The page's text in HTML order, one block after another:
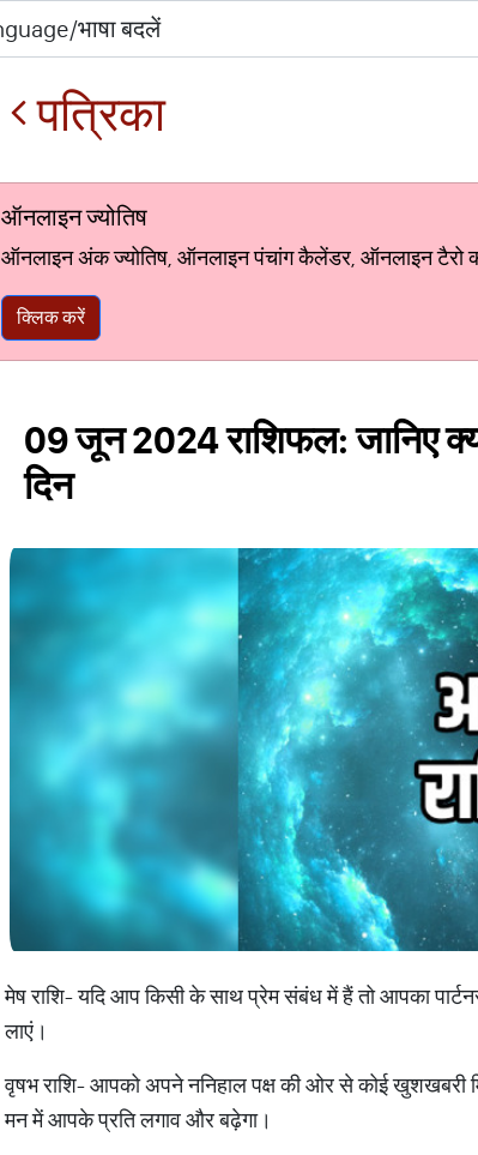
पत्रिका
ऑनलाइन ज्योतिष
ऑनलाइन अंक ज्योतिष, ऑनलाइन पंचांग कैलेंडर, ऑनलाइन टैरो
क्लिक करें
09 जून 2024 राशिफल: जानिए
दिन
मेष राशि- यदि आप किसी के साथ प्रेम संबंध में हैं तो आपका
लाएं।
वृषभ राशि- आपको अपने ननिहाल पक्ष की ओर से कोई खुशखबरी
मन में आपके प्रति लगाव और बढ़ेगा।